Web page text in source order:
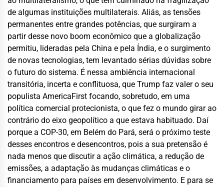
de algumas instituições multilaterais. Aliás, as tensões
permanentes entre grandes potências, que surgiram a
partir desse novo boom econômico que a globalização
permitiu, lideradas pela China e pela Índia, e o surgimento
de novas tecnologias, tem levantado sérias dúvidas sobre
o futuro do sistema. É nessa ambiência internacional
transitória, incerta e conflituosa, que Trump faz valer o seu
populista AmericaFirst focando, sobretudo, em uma
política comercial protecionista, o que fez o mundo girar ao
contrário do eixo geopolítico a que estava habituado. Daí
porque a COP-30, em Belém do Pará, será o próximo teste
desses encontros e desencontros, pois a sua pretensão é
nada menos que discutir a ação climática, a redução de
emissões, a adaptação às mudanças climáticas e o
financiamento para países em desenvolvimento. E para se